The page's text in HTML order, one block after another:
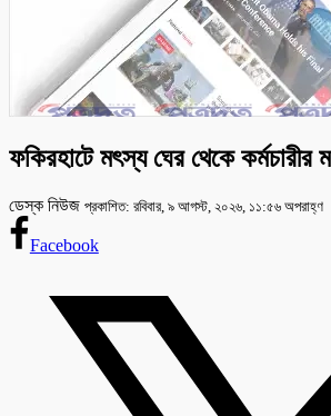
ফকিরহাটে মৎস্য ঘের থেকে কর্মচারীর
ডেস্ক নিউজ প্রকাশিত: রবিবার, ৯ আগস্ট, ২০২৬, ১১:৫৬ অপরাহ্ণ
Facebook